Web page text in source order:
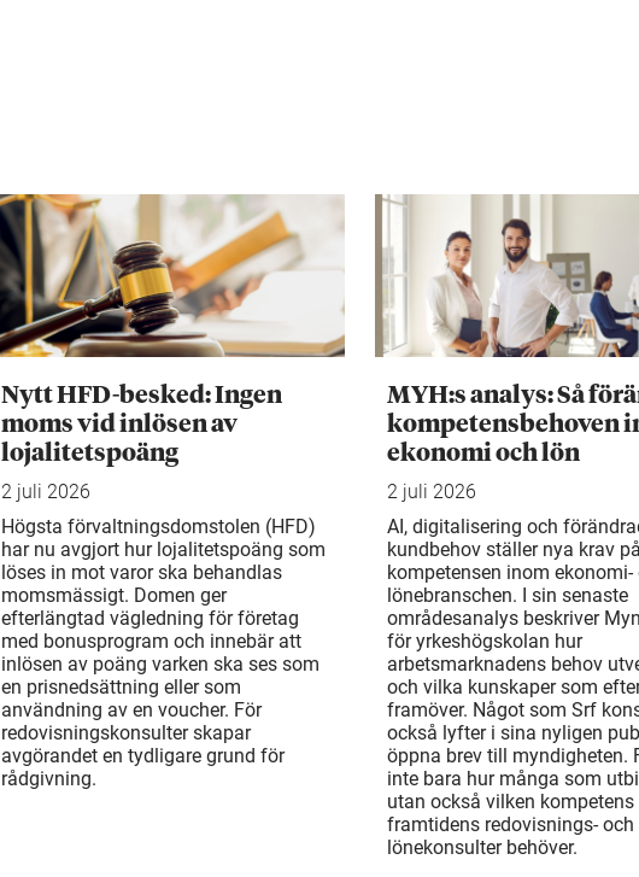
Nytt HFD-besked: Ingen
moms vid inlösen av
lojalitetspoäng
2 juli 2026
Högsta förvaltningsdomstolen (HFD)
har nu avgjort hur lojalitetspoäng som
löses in mot varor ska behandlas
momsmässigt. Domen ger
efterlängtad vägledning för företag
med bonusprogram och innebär att
inlösen av poäng varken ska ses som
en prisnedsättning eller som
användning av en voucher. För
redovisningskonsulter skapar
avgörandet en tydligare grund för
rådgivning.
MYH:s analys: Så
kompetensbehoven
ekonomi och lön
2 juli 2026
AI, digitalisering och
kundbehov ställer nya krav
kompetensen inom ekonomi-
lönebranschen. I sin senaste
områdesanalys beskriver
för yrkeshögskolan hur
arbetsmarknadens behov
och vilka kunskaper som
framöver. Något som Srf
också lyfter i sina nyligen
öppna brev till myndigheten.
inte bara hur många som
utan också vilken kompetens
framtidens redovisnings- och
lönekonsulter behöver.